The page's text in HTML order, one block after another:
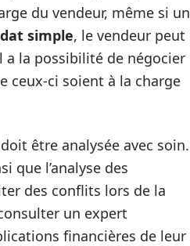
du vendeur, même si un
simple, le vendeur peut
a la possibilité de négocier
ceux-ci soient à la charge
être analysée avec soin.
que l’analyse des
des conflits lors de la
un expert
financières de leur